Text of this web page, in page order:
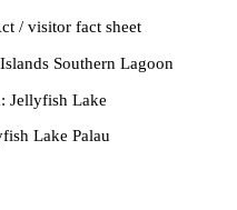
/ visitor fact sheet
Southern Lagoon
Jellyfish Lake
Lake Palau